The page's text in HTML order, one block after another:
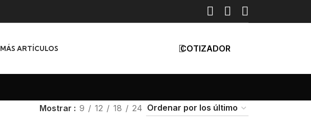
MÁS ARTÍCULOS COTIZADOR
Mostrar 9 12 18 24